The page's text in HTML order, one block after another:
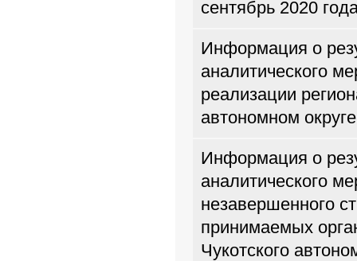
сентябрь 2020
Информация о
аналитического
реализации
автономном
Информация о
аналитического
незавершенного
принимаемых
Чукотского